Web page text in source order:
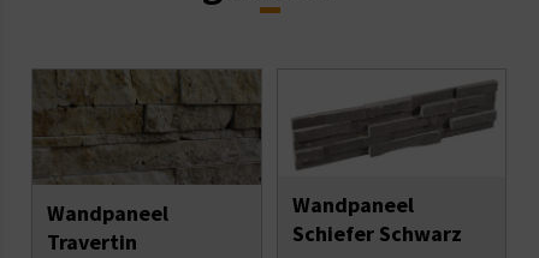
Wandpaneel
Travertin
Wandpaneel
Schiefer Schwarz